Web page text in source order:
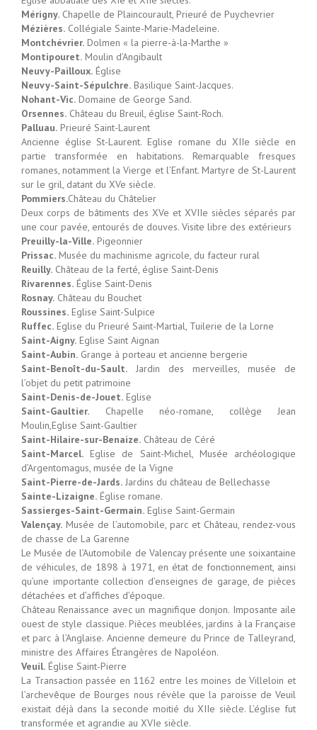
Mérigny. Chapelle de Plaincourault, Prieuré de Puychevrier
Mézières. Collégiale Sainte-Marie-Madeleine.
Montchévrier. Dolmen « la pierre-à-la-Marthe »
Montipouret. Moulin d’Angibault
Neuvy-Pailloux. Église
Neuvy-Saint-Sépulchre. Basilique Saint-Jacques.
Nohant-Vic. Domaine de George Sand.
Orsennes. Château du Breuil, église Saint-Roch.
Palluau. Prieuré Saint-Laurent
Ancienne église St-Laurent. Eglise romane du XIIe siècle en
partie transformée en habitations. Remarquable fresques
romanes, notamment la Vierge et l’Enfant. Martyre de St-Laurent
sur le gril, datant du XVe siècle.
Pommiers.Château du Châtelier
Deux corps de bâtiments des XVe et XVIIe siècles séparés par
une cour pavée, entourés de douves. Visite libre des extérieurs
Preuilly-la-Ville. Pigeonnier
Prissac. Musée du machinisme agricole, du facteur rural
Reuilly. Château de la ferté, église Saint-Denis
Rivarennes. Église Saint-Denis
Rosnay. Château du Bouchet
Roussines. Eglise Saint-Sulpice
Ruffec. Eglise du Prieuré Saint-Martial, Tuilerie de la Lorne
Saint-Aigny. Eglise Saint Aignan
Saint-Aubin. Grange à porteau et ancienne bergerie
Saint-Benoît-du-Sault. Jardin des merveilles, musée de
l’objet du petit patrimoine
Saint-Denis-de-Jouet. Eglise
Saint-Gaultier. Chapelle néo-romane, collège Jean
Moulin,Eglise Saint-Gaultier
Saint-Hilaire-sur-Benaize. Château de Céré
Saint-Marcel. Eglise de Saint-Michel, Musée archéologique
d’Argentomagus, musée de la Vigne
Saint-Pierre-de-Jards. Jardins du château de Bellechasse
Sainte-Lizaigne. Église romane.
Sassierges-Saint-Germain. Eglise Saint-Germain
Valençay. Musée de l’automobile, parc et Château, rendez-vous
de chasse de La Garenne
Le Musée de l’Automobile de Valencay présente une soixantaine
de véhicules, de 1898 à 1971, en état de fonctionnement, ainsi
qu’une importante collection d’enseignes de garage, de pièces
détachées et d’affiches d’époque.
Château Renaissance avec un magnifique donjon. Imposante aile
ouest de style classique. Pièces meublées, jardins à la Française
et parc à l’Anglaise. Ancienne demeure du Prince de Talleyrand,
ministre des Affaires Étrangères de Napoléon.
Veuil. Église Saint-Pierre
La Transaction passée en 1162 entre les moines de Villeloin et
l’archevêque de Bourges nous révèle que la paroisse de Veuil
existait déjà dans la seconde moitié du XIIe siècle. L’église fut
transformée et agrandie au XVIe siècle.